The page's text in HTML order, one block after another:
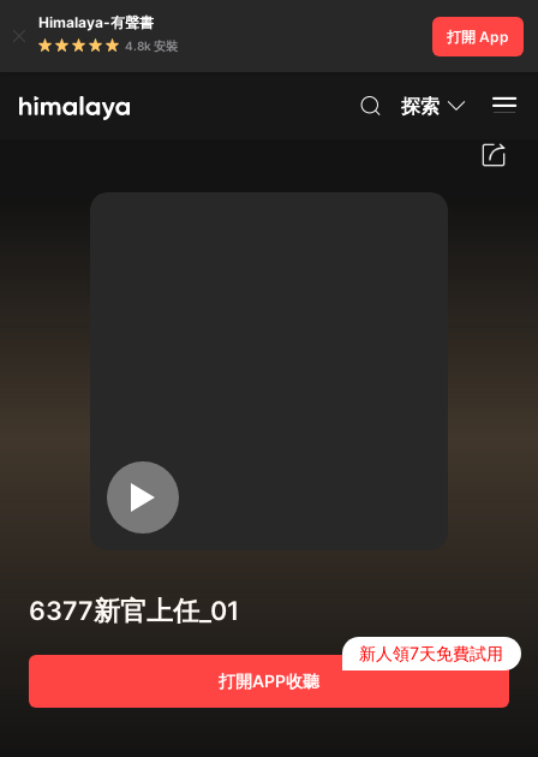
Himalaya-有聲書
4.8k 安裝
打開 App
探索
6377新官上任_01
打開APP收聽
新人領7天免費試用